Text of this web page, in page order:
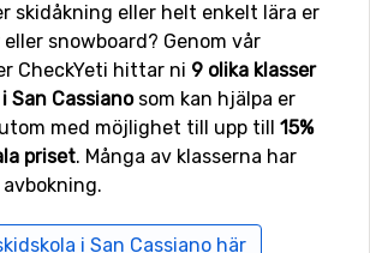
Cassiano ligger Alta Badia. Andra
nära ärArabba (9 kilometer) och
(14 kilometer).
skidåkning eller helt enkelt lära er
snowboard? Genom vår
CheckYeti hittar ni 9 olika klasser
San Cassianosom kan hjälpa er
med möjlighet till upp till 15%
priset. Många av klasserna har
i San Cassiano här